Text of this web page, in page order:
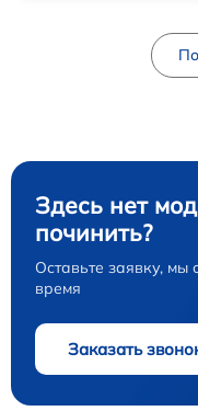
Здесь нет
починить?
Оставьте заявку,
время
Заказать